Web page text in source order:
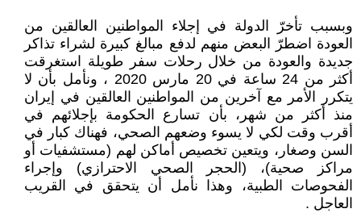
وبسبب تأخرّ الدولة في إجلاء المواطنين العالقين من
العودة اضطرّ البعض منهم لدفع مبالغ كبيرة لشراء تذاكر
جديدة والعودة من خلال رحلات سفر طويلة استغرقت
أكثر من 24 ساعة في 20 مارس 2020 ، ونأمل بأن لا
يتكرر الأمر مع آخرين من المواطنين العالقين في إيران
منذ أكثر من شهر، بأن تسارع الحكومة بإجلائهم في
أقرب وقت لكي لا يسوء وضعهم الصحي، فهناك كبار في
السن وصغار، ويتعين تخصيص أماكن لهم (مستشفيات أو
مراكز صحية)، (الحجر الصحي الاحترازي) وإجراء
الفحوصات الطبية، وهذا نأمل أن يتحقق في القريب
العاجل .